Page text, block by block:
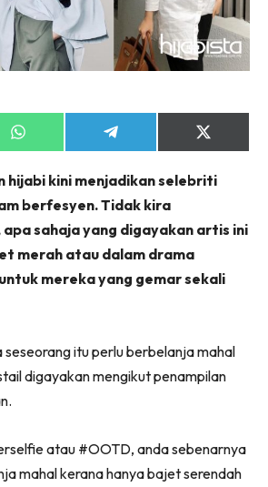
Share
on
Share
on
Share
on
(Twitter)
hijabi kini menjadikan selebriti
berfesyen. Tidak kira
sahaja yang digayakan artis ini
merah atau dalam drama
mereka yang gemar sekali
seseorang itu perlu berbelanja mahal
digayakan mengikut penampilan
atau #OOTD, anda sebenarnya
mahal kerana hanya bajet serendah